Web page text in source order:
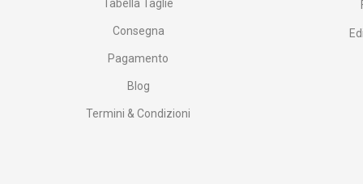
Tabella Taglie
Consegna
Pagamento
Blog
Termini & Condizioni